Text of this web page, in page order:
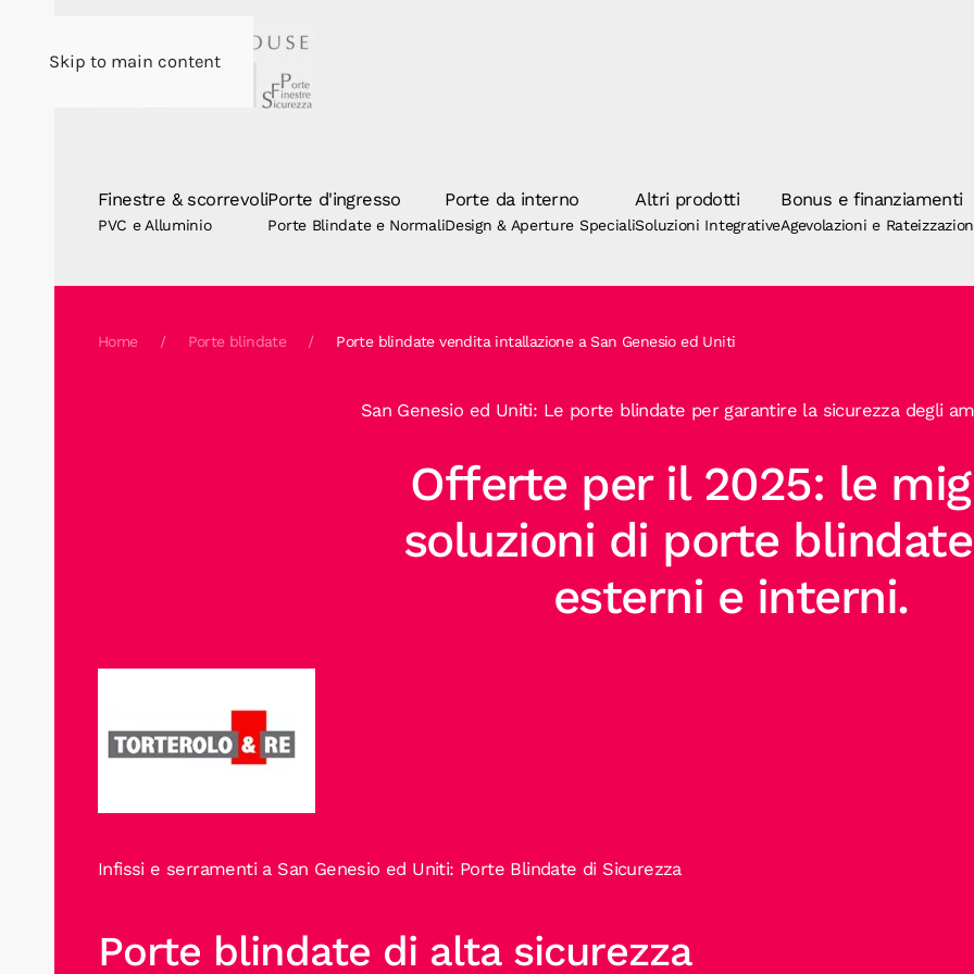
Skip to main content
Finestre & scorrevoli
PVC e Alluminio
Porte d'ingresso
Porte Blindate e Normali
Porte da interno
Design & Aperture Speciali
Altri prodotti
Soluzioni Integrative
Bonus e finanziamenti
Agevolazioni e
Home Porte blindate Porte blindate vendita intallazione a San Genesio ed Uniti
San Genesio ed Uniti: Le porte blindate per garantire la sicurezza degli
Offerte per il 2025: le
soluzioni di porte
esterni e interni.
Infissi e serramenti a San Genesio ed Uniti: Porte Blindate di Sicurezza
Porte blindate di alta sicurezza